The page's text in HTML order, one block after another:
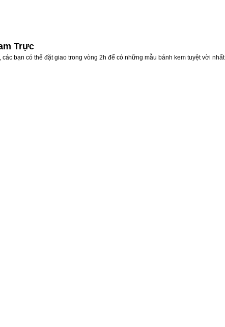
Trực
các bạn có thể đặt giao trong vòng 2h để có những mẫu bánh kem tuyệt vời nhất